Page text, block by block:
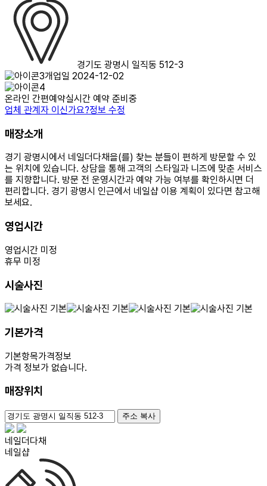
경기도 광명시 일직동 512-3
개업일 2024-12-02
온라인 간편예약실시간 예약 준비중
업체 관계자 이신가요?정보 수정
매장소개
경기 광명시에서 네일더다채을(를) 찾는 분들이 편하게 방문할 수 있
는 위치에 있습니다. 상담을 통해 고객의 스타일과 니즈에 맞춘 서비스
를 지향합니다. 방문 전 운영시간과 예약 가능 여부를 확인하시면 더
편리합니다. 경기 광명시 인근에서 네일샵 이용 계획이 있다면 참고해
보세요.
영업시간
영업시간 미정
휴무 미정
시술사진
기본가격
기본항목가격정보
가격 정보가 없습니다.
매장위치
주소 복사
네일더다채
네일샵